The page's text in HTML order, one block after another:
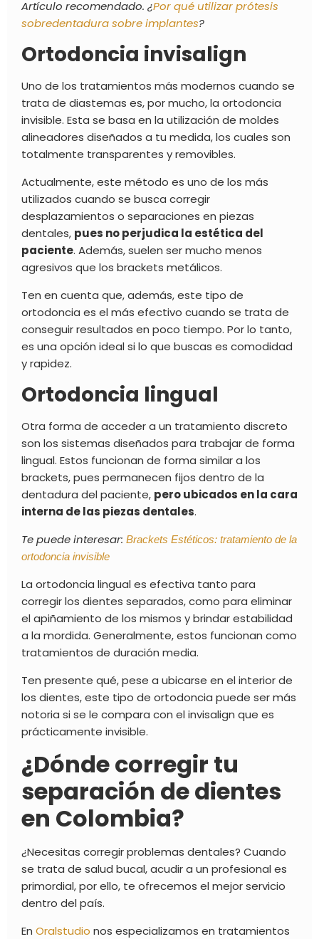
Artículo recomendado. ¿Por qué utilizar prótesis
sobredentadura sobre implantes?
Ortodoncia invisalign
Uno de los tratamientos más modernos cuando se
trata de diastemas es, por mucho, la ortodoncia
invisible. Esta se basa en la utilización de moldes
alineadores diseñados a tu medida, los cuales son
totalmente transparentes y removibles.
Actualmente, este método es uno de los más
utilizados cuando se busca corregir
desplazamientos o separaciones en piezas
dentales, pues no perjudica la estética del
paciente. Además, suelen ser mucho menos
agresivos que los brackets metálicos.
Ten en cuenta que, además, este tipo de
ortodoncia es el más efectivo cuando se trata de
conseguir resultados en poco tiempo. Por lo tanto,
es una opción ideal si lo que buscas es comodidad
y rapidez.
Ortodoncia lingual
Otra forma de acceder a un tratamiento discreto
son los sistemas diseñados para trabajar de forma
lingual. Estos funcionan de forma similar a los
brackets, pues permanecen fijos dentro de la
dentadura del paciente, pero ubicados en la cara
interna de las piezas dentales.
Te puede interesar: Brackets Estéticos: tratamiento de la
ortodoncia invisible
La ortodoncia lingual es efectiva tanto para
corregir los dientes separados, como para eliminar
el apiñamiento de los mismos y brindar estabilidad
a la mordida. Generalmente, estos funcionan como
tratamientos de duración media.
Ten presente qué, pese a ubicarse en el interior de
los dientes, este tipo de ortodoncia puede ser más
notoria si se le compara con el invisalign que es
prácticamente invisible.
¿Dónde corregir tu
separación de dientes
en Colombia?
¿Necesitas corregir problemas dentales? Cuando
se trata de salud bucal, acudir a un profesional es
primordial, por ello, te ofrecemos el mejor servicio
dentro del país.
En Oralstudio nos especializamos en tratamientos